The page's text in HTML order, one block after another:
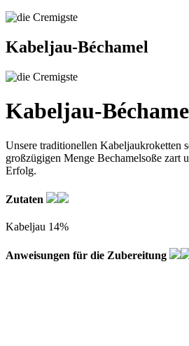
Kabeljau-Béchamel
Kabeljau-
Unsere traditionellen Kabeljaukroketten
großzügigen Menge Bechamelsoße zart
Erfolg.
Zutaten
Kabeljau 14%
Anweisungen für die Zubereitung